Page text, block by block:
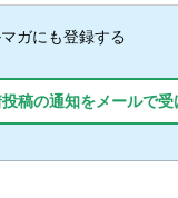
ガにも登録する
稿の通知をメールで受